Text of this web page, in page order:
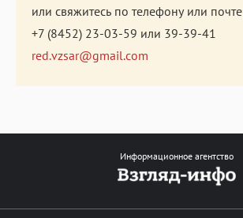
или свяжитесь по телефону или почте
+7 (8452) 23-03-59 или 39-39-41
red.vzsar@gmail.com
Информационное агентство